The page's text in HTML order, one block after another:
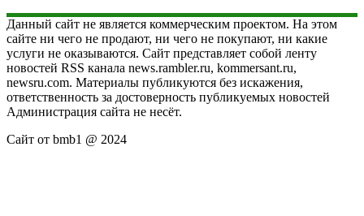
Данный сайт не является коммерческим проектом. На этом
сайте ни чего не продают, ни чего не покупают, ни какие
услуги не оказываются. Сайт представляет собой ленту
новостей RSS канала news.rambler.ru, kommersant.ru,
newsru.com. Материалы публикуются без искажения,
ответственность за достоверность публикуемых новостей
Администрация сайта не несёт.
Сайт от bmb1 @ 2024